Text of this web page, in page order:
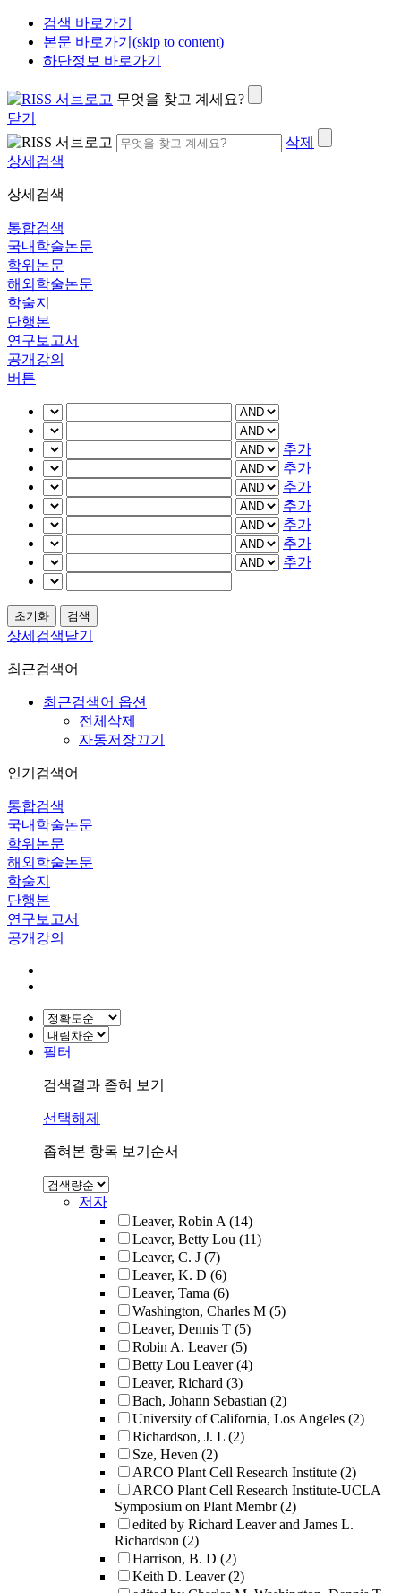
검색 바로가기
본문 바로가기(skip to content)
하단정보 바로가기
무엇을 찾고 계세요?
닫기
삭제
상세검색
상세검색
통합검색
국내학술논문
학위논문
해외학술논문
학술지
단행본
연구보고서
공개강의
버튼
추가
추가
추가
추가
추가
추가
추가
상세검색닫기
최근검색어
최근검색어 옵션
전체삭제
자동저장끄기
인기검색어
통합검색
국내학술논문
학위논문
해외학술논문
학술지
단행본
연구보고서
공개강의
필터
검색결과 좁혀 보기
선택해제
좁혀본 항목 보기순서
저자
Leaver, Robin A (14)
Leaver, Betty Lou (11)
Leaver, C. J (7)
Leaver, K. D (6)
Leaver, Tama (6)
Washington, Charles M (5)
Leaver, Dennis T (5)
Robin A. Leaver (5)
Betty Lou Leaver (4)
Leaver, Richard (3)
Bach, Johann Sebastian (2)
University of California, Los Angeles (2)
Richardson, J. L (2)
Sze, Heven (2)
ARCO Plant Cell Research Institute (2)
ARCO Plant Cell Research Institute-UCLA
Symposium on Plant Membr (2)
edited by Richard Leaver and James L.
Richardson (2)
Harrison, B. D (2)
Keith D. Leaver (2)